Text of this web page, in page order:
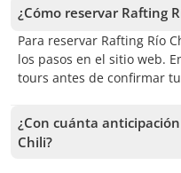
¿Cómo reservar Rafting
Para reservar Rafting Río
los pasos en el sitio web.
tours antes de confirmar
¿Con cuánta
Chili?